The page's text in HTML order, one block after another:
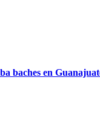
baches en